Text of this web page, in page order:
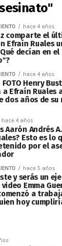
hace 4 años
comparte el
Efraín Ruales
decían en
hace 4 años
FOTO Henry
a Efraín Ruales
dos años de su
hace 4 años
Aarón Andrés
Esto es lo
por el
hace 5 años
y serás un
video Emma
a
hoy